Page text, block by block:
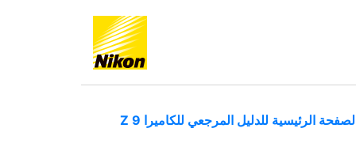
الرئيسية للدليل المرجعي للكاميرا Z 9